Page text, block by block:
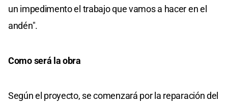
un impedimento el trabajo que vamos a hacer en el
andén".
Como será la obra
Según el proyecto, se comenzará por la reparación del